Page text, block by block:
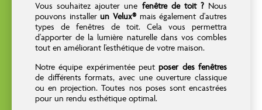
Vous souhaitez ajouter une fenêtre de toit ?Nous
pouvons installerun Velux® mais également d'autres
types de fenêtres de toit. Cela vous permettra
d'apporter de la lumière naturelle dans vos combles
tout en améliorant l'esthétique de votre maison.
Notre équipe expérimentée peut poser des fenêtres
de différents formats, avec une ouverture classique
ou en projection. Toutes nos poses sont encastrées
pour un rendu esthétique optimal.